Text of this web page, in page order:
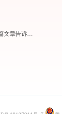
快速解决得实2000打印机驱动安装问题，这篇文章告诉你方法